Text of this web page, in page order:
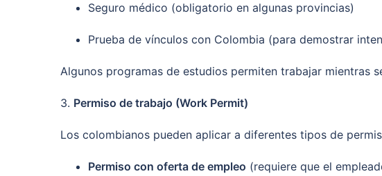
Seguro médico (obligatorio en algunas provincias)
Prueba de vínculos con Colombia (para demostrar
Algunos programas de estudios permiten trabajar mientras
3. Permiso de trabajo (Work Permit)
Los colombianos pueden aplicar a diferentes tipos de
Permiso con oferta de empleo (requiere que el